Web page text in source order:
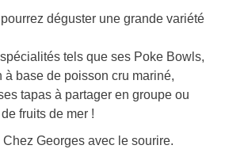
déguster une grande variété
tels que ses Poke Bowls,
à base de poisson cru mariné,
tapas à partager en groupe ou
fruits de mer !
Georges avec le sourire.